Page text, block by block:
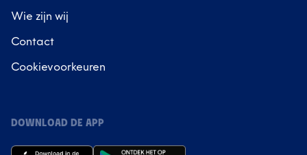
Wie zijn wij
Contact
Cookievoorkeuren
DOWNLOAD DE APP